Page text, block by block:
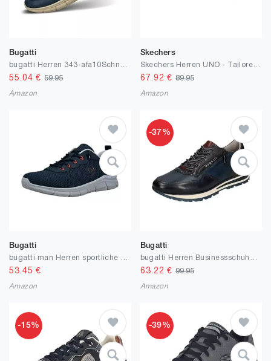
Bugatti
55.04 €59.95
Amazon
Skechers
67.92 € 89.95
Amazon
Bugatti
53.45 €
Amazon
-37%
Bugatti
63.22 € 99.95
Amazon
-15% -39%